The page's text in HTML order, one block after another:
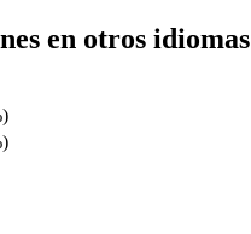
en otros idiomas